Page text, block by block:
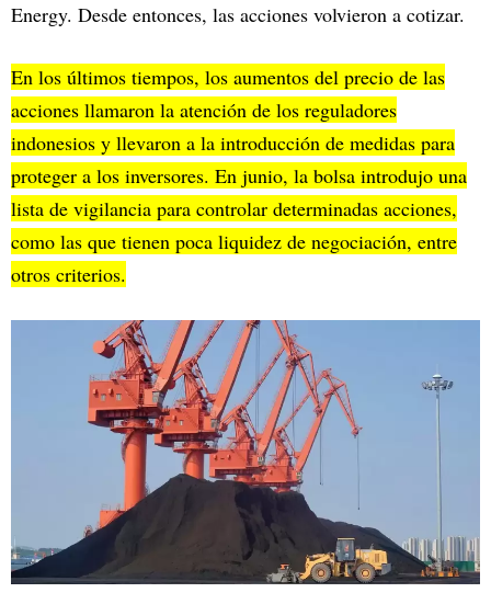
Energy. Desde entonces, las acciones volvieron a cotizar.
En los últimos tiempos, los aumentos del precio de las
acciones llamaron la atención de los reguladores
indonesios y llevaron a la introducción de medidas para
proteger a los inversores. En junio, la bolsa introdujo una
lista de vigilancia para controlar determinadas acciones,
como las que tienen poca liquidez de negociación, entre
otros criterios.